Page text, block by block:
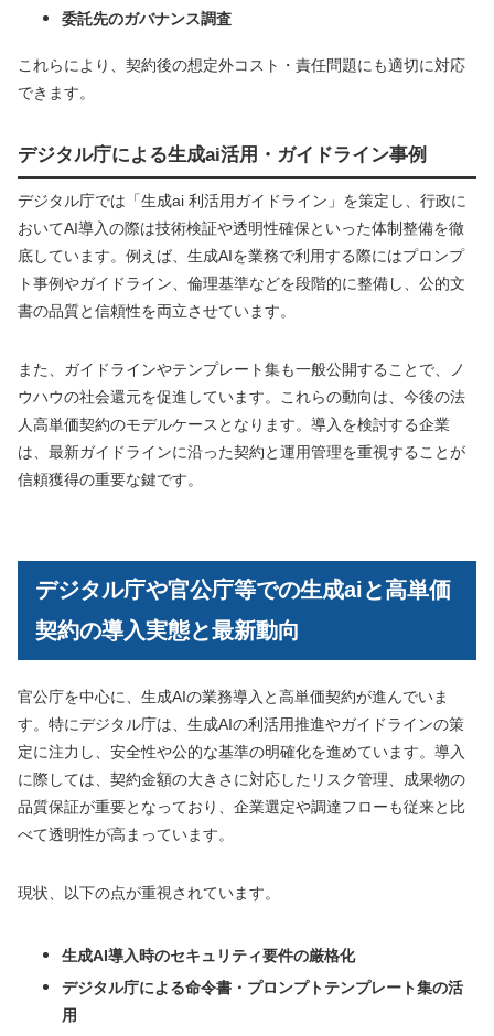
委託先のガバナンス調査
これらにより、契約後の想定外コスト・責任問題にも適切に対応
できます。
デジタル庁による生成ai活用・ガイドライン事例
デジタル庁では「生成ai 利活用ガイドライン」を策定し、行政に
おいてAI導入の際は技術検証や透明性確保といった体制整備を徹
底しています。例えば、生成AIを業務で利用する際にはプロンプ
ト事例やガイドライン、倫理基準などを段階的に整備し、公的文
書の品質と信頼性を両立させています。
また、ガイドラインやテンプレート集も一般公開することで、ノ
ウハウの社会還元を促進しています。これらの動向は、今後の法
人高単価契約のモデルケースとなります。導入を検討する企業
は、最新ガイドラインに沿った契約と運用管理を重視することが
信頼獲得の重要な鍵です。
デジタル庁や官公庁等での生成aiと高単価
契約の導入実態と最新動向
官公庁を中心に、生成AIの業務導入と高単価契約が進んでいま
す。特にデジタル庁は、生成AIの利活用推進やガイドラインの策
定に注力し、安全性や公的な基準の明確化を進めています。導入
に際しては、契約金額の大きさに対応したリスク管理、成果物の
品質保証が重要となっており、企業選定や調達フローも従来と比
べて透明性が高まっています。
現状、以下の点が重視されています。
生成AI導入時のセキュリティ要件の厳格化
デジタル庁による命令書・プロンプトテンプレート集の活
用